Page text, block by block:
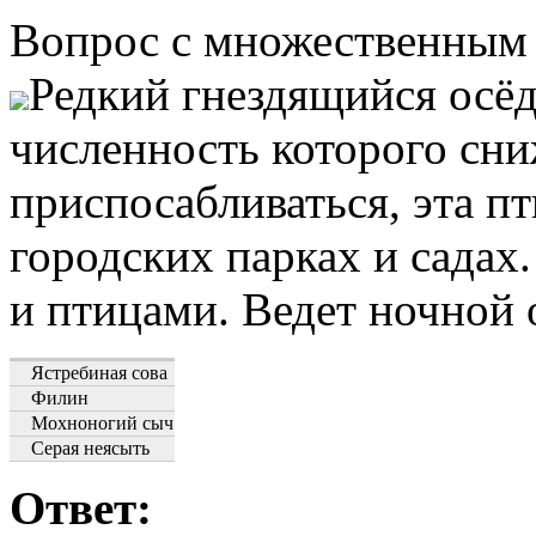
Вопрос с
Редкий гнездящийся
численность которого
приспосабливаться, эта
городских парках и
и птицами. Ведет ночной
Ястребиная сова
Филин
Мохноногий сыч
Серая неясыть
Ответ: